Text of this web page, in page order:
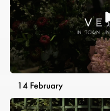
14 February